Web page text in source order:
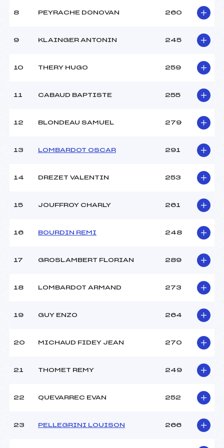
8 PEYRACHE DONOVAN 260
9 KLAINGER ANTONIN 245
10 THERY HUGO 259
11 CABAUD BAPTISTE 255
12 BLONDEAU SAMUEL 279
13 LOMBARDOT OSCAR 291
14 DREZET VALENTIN 253
15 JOUFFROY CHARLY 261
16 BOURDIN REMI 248
17 GROSLAMBERT FLORIAN 289
18 LOMBARDOT ARMAND 273
19 GUY ENZO 264
20 MICHAUD FIDEY JEAN 270
21 THOMET REMY 249
22 QUEVARREC EVAN 252
23 PELLEGRINI LOUISON 266